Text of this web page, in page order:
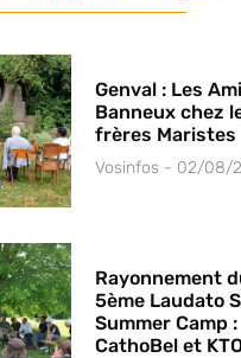
Genval : Les
Banneux chez
frères Maristes
Vosinfos 02/08/
Rayonnement
5ème Laudato
Summer Camp :
CathoBel et